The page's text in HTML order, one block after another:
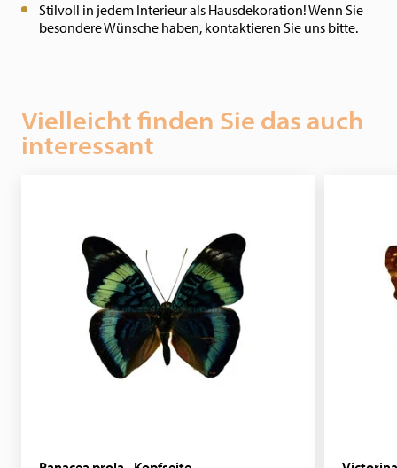
Stilvoll in jedem Interieur als Hausdekoration! Wenn Sie
besondere Wünsche haben, kontaktieren Sie uns bitte.
Vielleicht finden Sie das auch
interessant